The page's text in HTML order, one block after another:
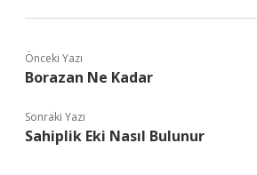
Önceki Yazı
Borazan Ne Kadar
Sonraki Yazı
Sahiplik Eki Nasıl Bulunur